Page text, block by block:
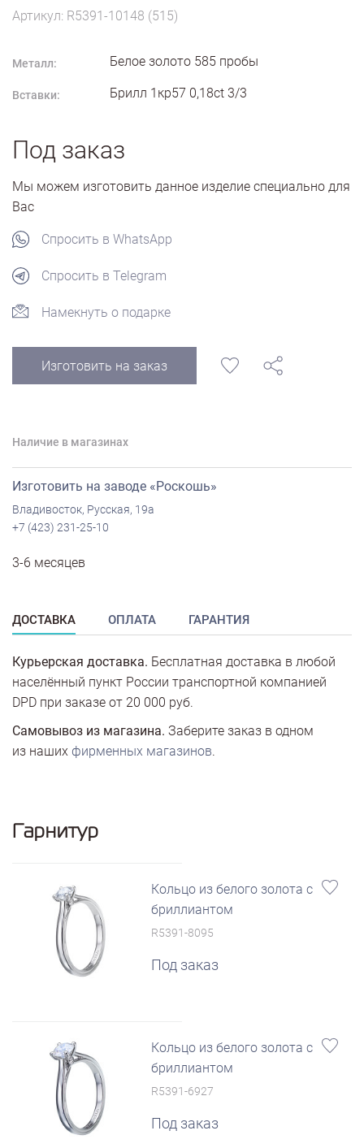
Артикул: R5391-10148 (515)
Металл: Белое золото 585 пробы
Вставки: Брилл 1кр57 0,18ct 3/3
Под заказ
Мы можем изготовить данное изделие специально для
Вас
Спросить в WhatsApp
Спросить в Telegram
Намекнуть о подарке
Изготовить на заказ
Наличие в магазинах
Изготовить на заводе «Роскошь»
Владивосток, Русская, 19а
+7 (423) 231-25-10
3-6 месяцев
ДОСТАВКА ОПЛАТА ГАРАНТИЯ
Курьерская доставка. Бесплатная доставка в любой
населённый пункт России транспортной компанией
DPD при заказе от 20 000 руб.
Самовывоз из магазина. Заберите заказ в одном
из наших фирменных магазинов.
Гарнитур
Кольцо из белого золота с
бриллиантом
R5391-8095
Под заказ
Кольцо из белого золота с
бриллиантом
R5391-6927
Под заказ